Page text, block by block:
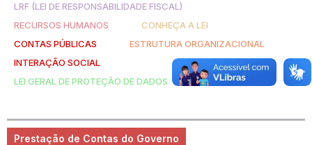
LRF (LEI DE RESPONSABILIDADE FISCAL)
RECURSOS HUMANOS
CONHEÇA A LEI
CONTAS PÚBLICAS
ESTRUTURA ORGANIZACIONAL
INTERAÇÃO SOCIAL
LEI GERAL DE PROTEÇÃO DE DADOS
Prestação de Contas do Governo